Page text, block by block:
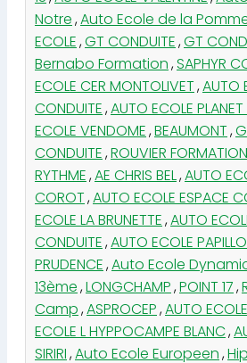
Notre,Auto Ecole de la
ECOLE,GT CONDUITE,GT
Bernabo Formation,SAPHYR
ECOLE CER MONTOLIVET,AUTO
CONDUITE,AUTO ECOLE
ECOLE VENDOME,BEAUMONT,
CONDUITE,ROUVIER FORMATION
RYTHME,AE CHRIS BEL,AUTO
COROT,AUTO ECOLE ESPACE
ECOLE LA BRUNETTE,AUTO
CONDUITE,AUTO ECOLE
PRUDENCE,Auto Ecole
13ème,LONGCHAMP,POINT 17,
Camp,ASPROCEP,AUTO
ECOLE L HYPPOCAMPE BLANC,
SIRIRI,Auto Ecole Europeen,